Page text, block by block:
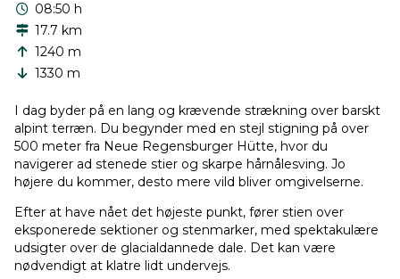
08:50 h
17.7 km
1240 m
1330 m
I dag byder på en lang og krævende strækning over barskt
alpint terræn. Du begynder med en stejl stigning på over
500 meter fra Neue Regensburger Hütte, hvor du
navigerer ad stenede stier og skarpe hårnålesving. Jo
højere du kommer, desto mere vild bliver omgivelserne.
Efter at have nået det højeste punkt, fører stien over
eksponerede sektioner og stenmarker, med spektakulære
udsigter over de glacialdannede dale. Det kan være
nødvendigt at klatre lidt undervejs.